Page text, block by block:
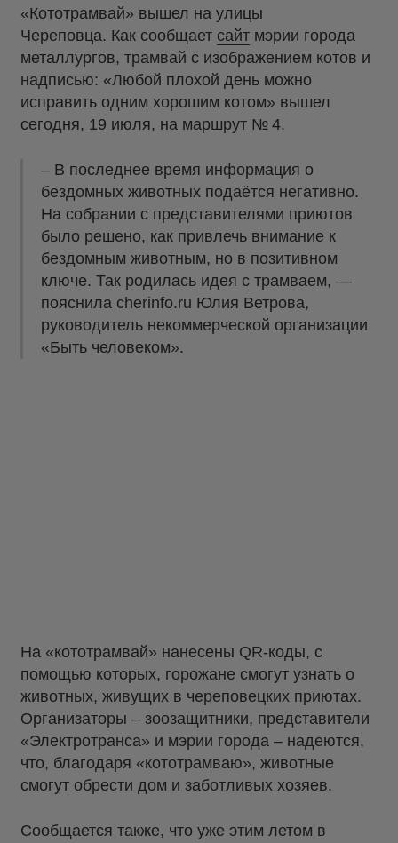
«Кототрамвай» вышел на улицы
Череповца. Как сообщает сайт мэрии города
металлургов, трамвай с изображением котов и
надписью: «Любой плохой день можно
исправить одним хорошим котом» вышел
сегодня, 19 июля, на маршрут № 4.
– В последнее время информация о
бездомных животных подаётся негативно.
На собрании с представителями приютов
было решено, как привлечь внимание к
бездомным животным, но в позитивном
ключе. Так родилась идея с трамваем, —
пояснила cherinfo.ru Юлия Ветрова,
руководитель некоммерческой организации
«Быть человеком».
На «кототрамвай» нанесены QR-коды, с
помощью которых, горожане смогут узнать о
животных, живущих в череповецких приютах.
Организаторы – зоозащитники, представители
«Электротранса» и мэрии города – надеются,
что, благодаря «кототрамваю», животные
смогут обрести дом и заботливых хозяев.
Сообщается также, что уже этим летом в